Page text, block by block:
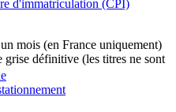
d'immatriculation (CPI)
mois (en France uniquement)
grise définitive (les titres ne sont